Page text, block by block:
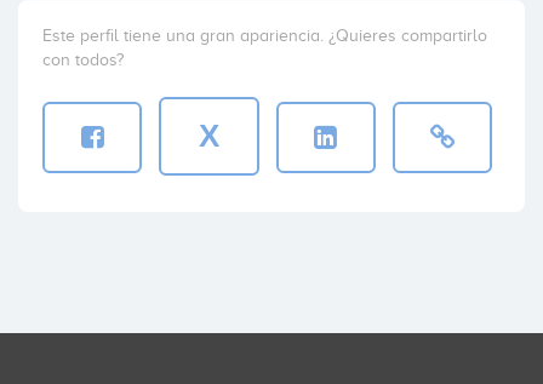
Este perfil tiene una gran apariencia. ¿Quieres compartirlo
con todos?
X